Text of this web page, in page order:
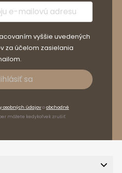
vyššie uvedených
za účelom zasielania
sa
osobných údajova obchodné
môžete kedykoľvek zrušiť.